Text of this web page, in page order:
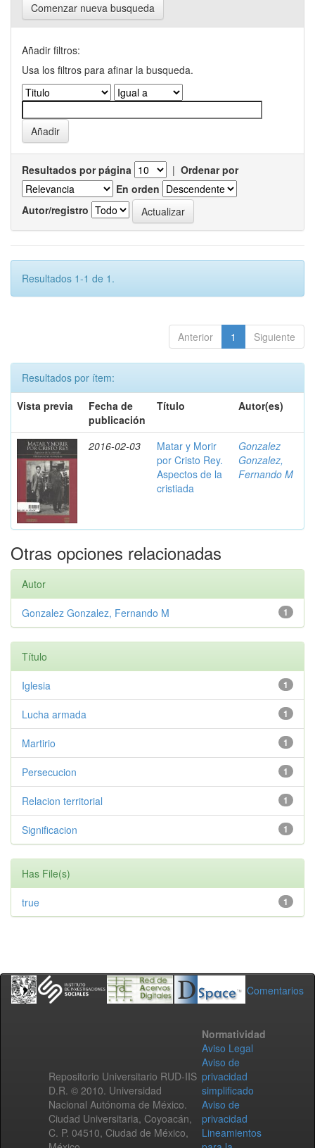
Comenzar nueva busqueda
Añadir filtros:
Usa los filtros para afinar la busqueda.
Resultados por página | Ordenar por
En orden
Autor/registro
Resultados 1-1 de 1.
Anterior 1 Siguiente
Resultados por ítem:
Vista previa
Fecha de
publicación
Título Autor(es)
2016-02-03
Matar y Morir
por Cristo Rey.
Aspectos de la
cristiada
Gonzalez
Gonzalez,
Fernando M
Otras opciones relacionadas
Autor
1
Gonzalez Gonzalez, Fernando M
Título
1
Iglesia
1
Lucha armada
1
Martirio
1
Persecucion
1
Relacion territorial
1
Significacion
Has File(s)
1
true
Comentarios
Repositorio Universitario RUD-IIS
D.R. © 2010. Universidad
Nacional Autónoma de México.
Ciudad Universitaria, Coyoacán,
C. P. 04510, Ciudad de México,
Normatividad
Aviso Legal
Aviso de
privacidad
simplificado
Aviso de
privacidad
Lineamientos